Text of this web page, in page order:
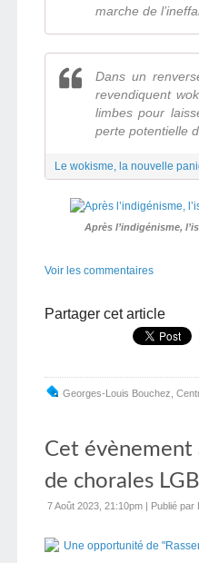
marche de
Dans un
revendiquent
limbes pour
perte potentielle
Après l’indigénisme,
Voir les commentaires
Partager cet article
Georges-Louis Bouchez
Cet évènement
de chorales
7 Août 2023, 21:10pm | Publié par